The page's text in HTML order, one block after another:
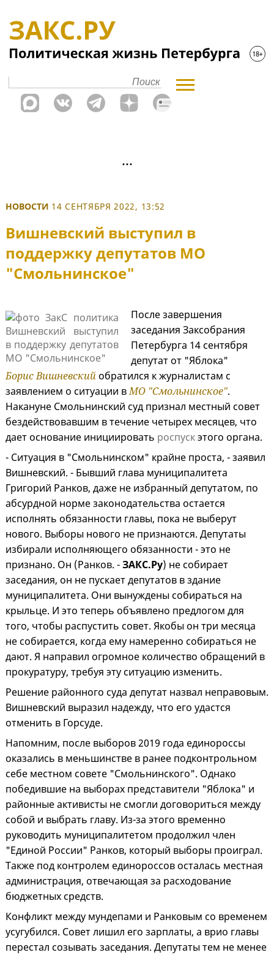
НОВОСТИ 14 СЕНТЯБРЯ 2022, 13:52
Вишневский выступил в
поддержку депутатов МО
"Смольнинское"
После завершения
заседания Заксобрания
Петербурга 14 сентября
депутат от "Яблока"
Борис Вишневский обратился к журналистам с
заявлением о ситуации вМО "Смольнинское".
Накануне Смольнинский суд признал местный совет
бездействовавшим в течение четырех месяцев, что
дает основание инициировать роспускэтого органа.
- Ситуация в "Смольнинском" крайне проста, - заявил
Вишневский. - Бывший глава муниципалитета
Григорий Ранков, даже не избранный депутатом, по
абсурдной норме законодательства остается
исполнять обязанности главы, пока не выберут
нового. Выборы нового не признаются. Депутаты
избирали исполняющего обязанности - это не
признано. Он (Ранков. -ЗАКС.Ру) не собирает
заседания, он не пускает депутатов в здание
муниципалитета. Они вынуждены собираться на
крыльце. И это теперь объявлено предлогом для
того, чтобы распустить совет. Якобы он три месяца
не собирается, когда ему намеренно собираться не
дают. Я направил огромное количество обращений в
прокуратуру, требуя эту ситуацию изменить.
Решение районного суда депутат назвал неправовым.
Вишневский выразил надежду, что его удастся
отменить в Горсуде.
Напомним, после выборов 2019 года единороссы
оказались в меньшинстве в ранее подконтрольном
себе местном совете "Смольнинского". Однако
победившие на выборах представители "Яблока" и
районные активисты не смогли договориться между
собой и выбрать главу. Из-за этого временно
руководить муниципалитетом продолжил член
"Единой России" Ранков, который выборы проиграл.
Также под контролем единороссов осталась местная
администрация, отвечающая за расходование
бюджетных средств.
Конфликт между мундепами и Ранковым со временем
усугубился. Совет лишил его зарплаты, а врио главы
перестал созывать заседания. Депутаты тем не менее